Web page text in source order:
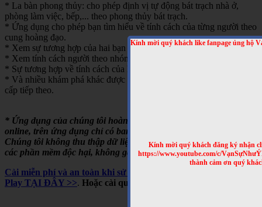
Kính mời quý khách like fanpage ủng hộ
Kính mời quý khách đăng ký nhận
https://www.youtube.com/c/
thành cảm ơn quý
* La bàn phong thủy: cho phép định vị tự động bát trạch nhà ở,
phòng làm việc, bếp,... theo phong thủy bát trạch.
* Ứng dụng cho phép bạn tìm hiểu về tính cách của từng người theo
cung hoàng đạo.
* Xem sự tương hợp của hai bạn theo cung hoàng đạo
* Xem tính cách người theo nhóm máu
* Sự tương hợp về tính cách của hai người theo nhóm máu
* Và nhiều khám phá khác được cập nhật trong những bản nâng
cấp tiếp theo.
* Ứng dụng của chúng tôi hoàn toàn miễn phí, chạy offline hoặc
online, trên ứng dụng chỉ có banner quảng cáo của Google.
Chúng tôi không thu thập dữ liệu người dùng, không cài cắm
các phần mềm độc hại, không gây tốn pin,...
Cài miễn phí và an toàn khi sử dụng cho Android, trên Google
Play TẠI ĐÂY >>. Hoặc cài qua mã QRCODE sau